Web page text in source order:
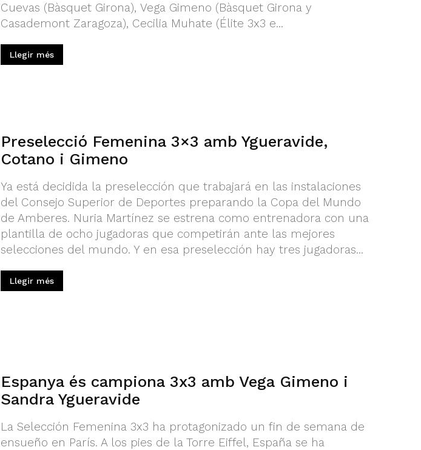
Cuevas (Bàsquet Girona), Vega Gimeno (Bàsquet Girona y
Casademont Zaragoza), Cecilia Muhate (Élite 3x3 e...
Llegir més
Preselecció Femenina 3×3 amb Ygueravide,
Cotano i Gimeno
Ya está decidida la preselección que trabajará en las instalaciones
del Consejo Superior de Deportes preparando la Copa del Mundo
de Amberes. Nuria Martínez se estrena como entrenadora con una
plantilla de ocho jugadoras que competirán ante las mejores
selecciones del mundo. Y en esa preselección hay tres jugadoras...
Llegir més
Espanya és campiona 3x3 amb Vega Gimeno i
Sandra Ygueravide
La Selección Femenina 3x3 ha protagonizado un fin de semana de
ensueño en París. A los pies de la Torre Eiffel, España se ha